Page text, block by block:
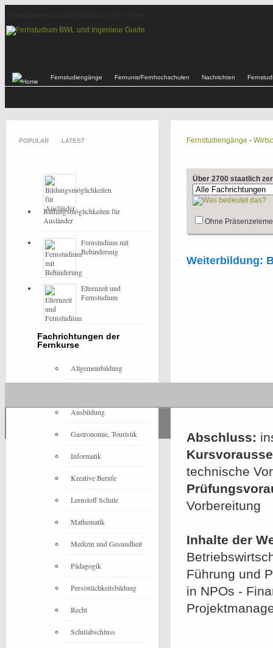
Fernstudiengänge Fernunis/Fernhochschulen Nachrichten
Fernstudiengänge -
Über 2700 staatlich
Ohne
Weiterbildung:
Abschluss:
technische
Vorbereitung
Inhalte der
Führung und
in NPOs -
POPULAR LATEST
Bildungsmöglichkeiten für
Ausländer
Fernstudium mit
Behinderung
Elternzeit und
Fernstudium
Fachrichtungen der
Fernkurse
Allgemeinbildung
Ausbildung
Gastronomie, Touristik
Informatik
Kreative Berufe
Lernstoff Schule
Mathematik
Medizin und Gesundheit
Pädagogik
Persönlichkeitsbildung
Recht
Schulabschluss